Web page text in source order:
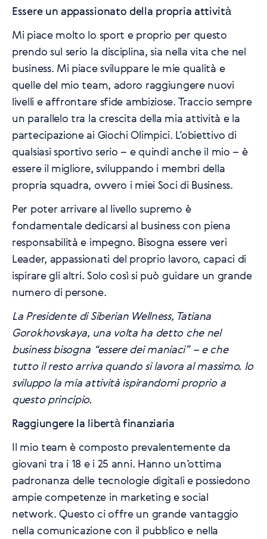
Essere un appassionato della propria attività
Mi piace molto lo sport e proprio per questo
prendo sul serio la disciplina, sia nella vita che nel
business. Mi piace sviluppare le mie qualità e
quelle del mio team, adoro raggiungere nuovi
livelli e affrontare sfide ambiziose. Traccio sempre
un parallelo tra la crescita della mia attività e la
partecipazione ai Giochi Olimpici. L’obiettivo di
qualsiasi sportivo serio – e quindi anche il mio – è
essere il migliore, sviluppando i membri della
propria squadra, ovvero i miei Soci di Business.
Per poter arrivare al livello supremo è
fondamentale dedicarsi al business con piena
responsabilità e impegno. Bisogna essere veri
Leader, appassionati del proprio lavoro, capaci di
ispirare gli altri. Solo così si può guidare un grande
numero di persone.
La Presidente di Siberian Wellness, Tatiana
Gorokhovskaya, una volta ha detto che nel
business bisogna “essere dei maniaci” – e che
tutto il resto arriva quando si lavora al massimo. Io
sviluppo la mia attività ispirandomi proprio a
questo principio.
Raggiungere la libertà finanziaria
Il mio team è composto prevalentemente da
giovani tra i 18 e i 25 anni. Hanno un’ottima
padronanza delle tecnologie digitali e possiedono
ampie competenze in marketing e social
network. Questo ci offre un grande vantaggio
nella comunicazione con il pubblico e nella